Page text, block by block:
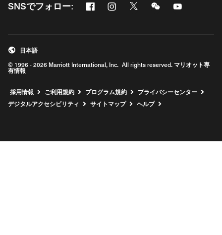
SNSでフォロー: Facebook
新しいウィンドウで開く
Instagram
新しいウィンドウで開く
Twitter
新しいウィンドウで開く
Messenger
新しいウィンドウ
新しいウィ
© 1996 - 2026 Marriott International, Inc. All rights reserved. マリオット専
有情報
日本語
採用情報 新しいウィンドウで開く
ご利用規約 プログラム規約
プライバシーセンター
デジタルアクセシビリティ
サイトマップ ヘルプ